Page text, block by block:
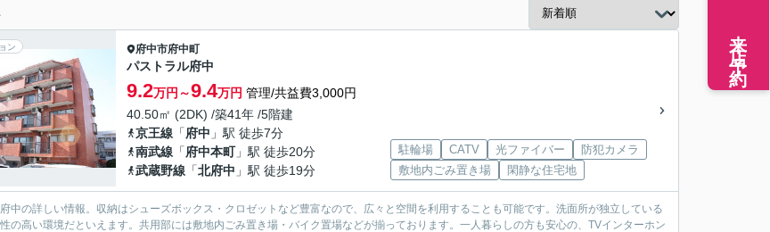
ン 府中市府中町
パストラル府中
9.2万円～9.4万円 管理/共益費3,000円
40.50㎡ (2DK) /築41年 /5階建
京王線 「府中 」駅 徒歩7分
南武線 「府中本町」駅 徒歩20分
武蔵野線 「北府中 」駅 徒歩19分
駐輪場 CATV 光ファイバー
防犯カメラ
敷地内ごみ置き場
閑静な住宅地
中の詳しい情報。収納はシューズボックス・クロゼットなど豊富なので、広々と空間を利用することも可能です。洗面所が独立している
の高い環境だといえます。共用部には敷地内ごみ置き場・バイク置場などが揃っております。一人暮らしの方も安心の、TVインターホン
来店予約